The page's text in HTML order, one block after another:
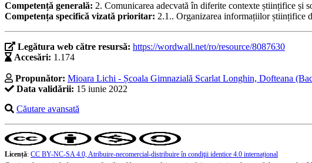
Competență generală: 2. Comunicarea adecvată în diferite contexte științifice și
Competența specifică vizată prioritar: 2.1.. Organizarea informațiilor științifice
Legătura web către resursă: https://wordwall.net/ro/resource/8087630
Accesări: 1.174
Propunător: Mioara Lichi - Școala Gimnazială Scarlat Longhin, Dofteana
Data validării: 15 iunie 2022
Căutare avansată
Licență: CC BY-NC-SA 4.0, Atribuire-necomercial-distribuire în condiţii identice 4.0 internațional